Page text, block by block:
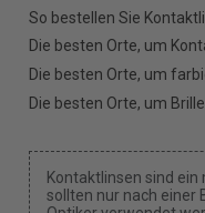
So bestellen Sie
Die besten Orte, um
Die besten Orte, um
Die besten Orte, um
Kontaktlinsen sind
sollten nur nach einer